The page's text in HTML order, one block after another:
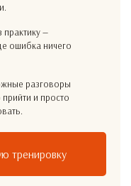
практику —
ошибка ничего
разговоры
и просто
тренировку